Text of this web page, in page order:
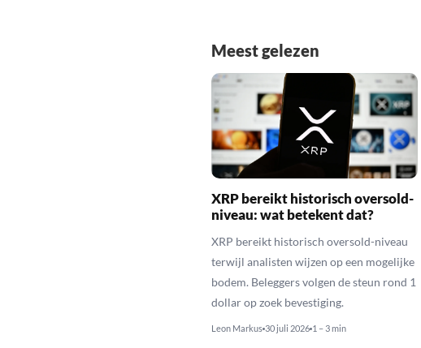
Meest gelezen
XRP bereikt historisch oversold-
niveau: wat betekent dat?
XRP bereikt historisch oversold-niveau
terwijl analisten wijzen op een mogelijke
bodem. Beleggers volgen de steun rond 1
dollar op zoek bevestiging.
Leon Markus 30 juli 2026 1 – 3 min